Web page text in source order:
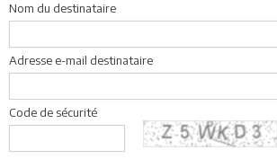
Nom du destinataire
Adresse e-mail destinataire
Code de sécurité